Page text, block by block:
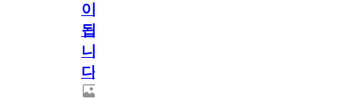
이
됩
니
다.